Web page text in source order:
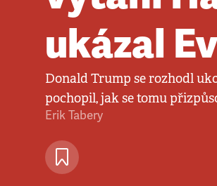
ukázal
Donald Trump se rozhodl
pochopil, jak se tomu
Erik Tabery